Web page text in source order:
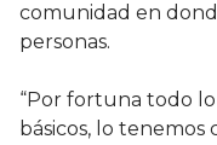
comunidad en
personas.
“Por fortuna todo
básicos, lo tenemos